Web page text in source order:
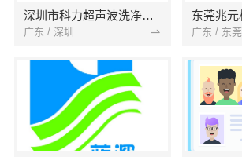
深圳市科力超声波洗净设备有限公司
广东 / 深圳 广东 / 东莞